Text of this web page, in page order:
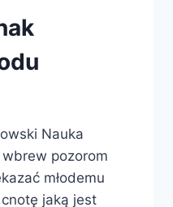
Nauka
pozorom
młodemu
jaką jest